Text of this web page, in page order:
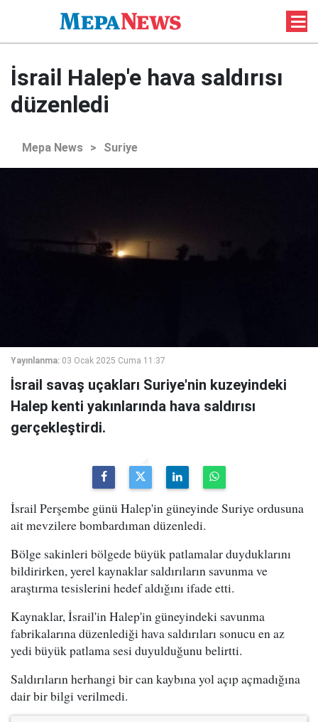
İsrail Halep'e hava saldırısı
düzenledi
Mepa News > Suriye
Yayınlanma: 03 Ocak 2025 Cuma 11:37
İsrail savaş uçakları Suriye'nin kuzeyindeki
Halep kenti yakınlarında hava saldırısı
gerçekleştirdi.
İsrail Perşembe günü Halep'in güneyinde Suriye ordusuna
ait mevzilere bombardıman düzenledi.
Bölge sakinleri bölgede büyük patlamalar duyduklarını
bildirirken, yerel kaynaklar saldırıların savunma ve
araştırma tesislerini hedef aldığını ifade etti.
Kaynaklar, İsrail'in Halep'in güneyindeki savunma
fabrikalarına düzenlediği hava saldırıları sonucu en az
yedi büyük patlama sesi duyulduğunu belirtti.
Saldırıların herhangi bir can kaybına yol açıp açmadığına
dair bir bilgi verilmedi.